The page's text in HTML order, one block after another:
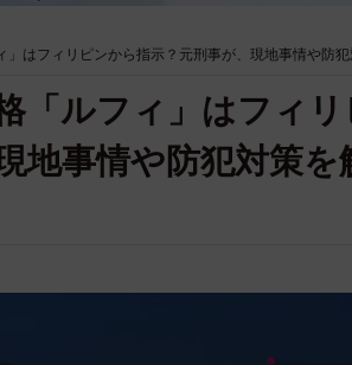
」はフィリピンから指示？元刑事が、現地事情や防
「ルフィ」はフィ
地事情や防犯対策を